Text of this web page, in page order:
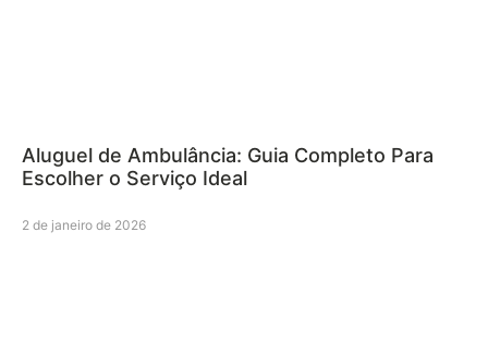
Aluguel de Ambulância: Guia Completo Para
Escolher o Serviço Ideal
2 de janeiro de 2026